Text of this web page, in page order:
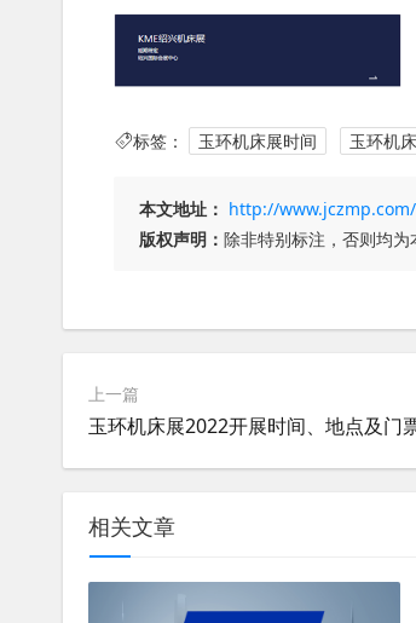
标签： 玉环机床展时间 玉环机
本文地址： http://
版权声明： 除非特别标注，否则均为
上一篇
玉环机床展2022开展时间、地点及门
相关文章